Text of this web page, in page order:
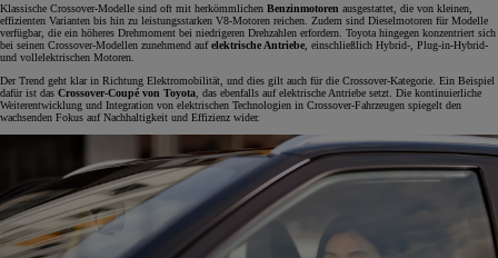
Klassische Crossover-Modelle sind oft mit herkömmlichen Benzinmotoren ausgestattet, die von kleinen,
effizienten Varianten bis hin zu leistungsstarken V8-Motoren reichen. Zudem sind Dieselmotoren für Modelle
verfügbar, die ein höheres Drehmoment bei niedrigeren Drehzahlen erfordern. Toyota hingegen konzentriert sich
bei seinen Crossover-Modellen zunehmend aufelektrische Antriebe , einschließlich Hybrid-, Plug-in-Hybrid-
und vollelektrischen Motoren.
Der Trend geht klar in Richtung Elektromobilität, und dies gilt auch für die Crossover-Kategorie. Ein Beispiel
dafür ist das Crossover-Coupé von Toyota , das ebenfalls auf elektrische Antriebe setzt. Die kontinuierliche
Weiterentwicklung und Integration von elektrischen Technologien in Crossover-Fahrzeugen spiegelt den
wachsenden Fokus auf Nachhaltigkeit und Effizienz wider.